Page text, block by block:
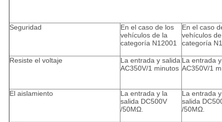
Seguridad
En el caso de los
vehículos de la
categoría N12001
En el caso
vehículos
categoría
Resiste el voltaje
La entrada y salida
AC350V/1 minutos
La entrada
AC350V/1
El aislamiento
La entrada y la
salida DC500V
/50MΩ.
La entrada
salida
/50MΩ.